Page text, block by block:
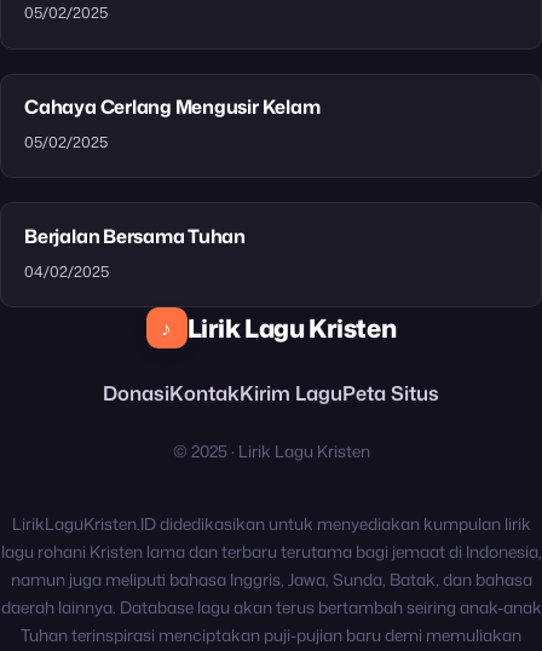
05/02/2025
Cahaya Cerlang Mengusir Kelam
05/02/2025
Berjalan Bersama Tuhan
04/02/2025
♪ Lirik Lagu Kristen
DonasiKontakKirim LaguPeta Situs
© 2025 · Lirik Lagu Kristen
LirikLaguKristen.ID didedikasikan untuk menyediakan kumpulan lirik
lagu rohani Kristen lama dan terbaru terutama bagi jemaat di Indonesia,
namun juga meliputi bahasa Inggris, Jawa, Sunda, Batak, dan bahasa
daerah lainnya. Database lagu akan terus bertambah seiring anak-anak
Tuhan terinspirasi menciptakan puji-pujian baru demi memuliakan